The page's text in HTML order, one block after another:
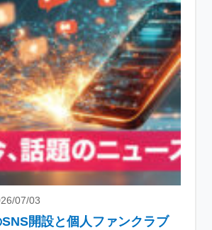
07/03
開設と個人ファンクラブ